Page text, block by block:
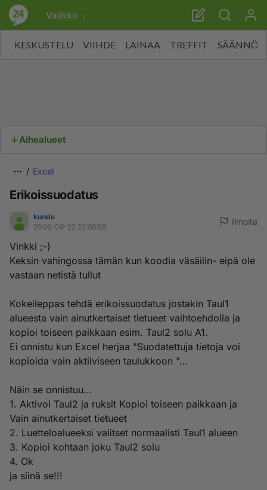
Valikko
KESKUSTELU VIIHDE LAINAA TREFFIT SÄÄNNÖT
Aihealueet
Excel
Erikoissuodatus
kunde
2006-08-22 22:38:58
Ilmoita
Vinkki ;-)
Keksin vahingossa tämän kun koodia väsäilin- eipä ole
vastaan netistä tullut
Kokeileppas tehdä erikoissuodatus jostakin Taul1
alueesta vain ainutkertaiset tietueet vaihtoehdolla ja
kopioi toiseen paikkaan esim. Taul2 solu A1.
Ei onnistu kun Excel herjaa "Suodatettuja tietoja voi
kopioida vain aktiiviseen taulukkoon "...
Näin se onnistuu...
1. Aktivoi Taul2 ja ruksit Kopioi toiseen paikkaan ja
Vain ainutkertaiset tietueet
2. Luetteloalueeksi valitset normaalisti Taul1 alueen
3. Kopioi kohtaan joku Taul2 solu
4. Ok
ja siinä se!!!